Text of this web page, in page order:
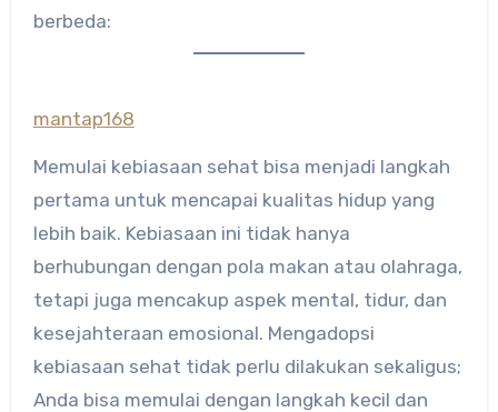
berbeda:
mantap168
Memulai kebiasaan sehat bisa menjadi langkah
pertama untuk mencapai kualitas hidup yang
lebih baik. Kebiasaan ini tidak hanya
berhubungan dengan pola makan atau olahraga,
tetapi juga mencakup aspek mental, tidur, dan
kesejahteraan emosional. Mengadopsi
kebiasaan sehat tidak perlu dilakukan sekaligus;
Anda bisa memulai dengan langkah kecil dan